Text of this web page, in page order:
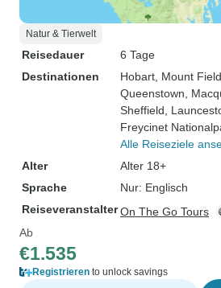
Natur & Tierwelt
Reisedauer
6 Tage
Destinationen
Hobart , Mount
Queenstown ,
Sheffield ,
Freycinet
Alle Reiseziele
Alter
Alter 18+
Sprache
Nur: Englisch
ReiseveranstalterOn The Go Tours
Ab
€1.535
Registrieren to unlock savings